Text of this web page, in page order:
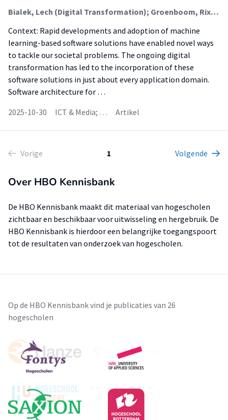
Bialek, Lech (Digital Transformation); Groenboom, Rix (New Business & Ict); Andrikopoulos, Vasilios
Context: Rapid developments and adoption of machine
learning-based software solutions have enabled novel ways
to tackle our societal problems. The ongoing digital
transformation has led to the incorporation of these
software solutions in just about every application domain.
Software architecture for …
2025-10-30
ICT & Media; … Artikel
Vorige 1 Volgende
Over HBO Kennisbank
De HBO Kennisbank maakt dit materiaal van hogescholen
zichtbaar en beschikbaar voor uitwisseling en hergebruik. De
HBO Kennisbank is hierdoor een belangrijke toegangspoort
tot de resultaten van onderzoek van hogescholen.
Op de HBO Kennisbank vind je publicaties van 26
hogescholen